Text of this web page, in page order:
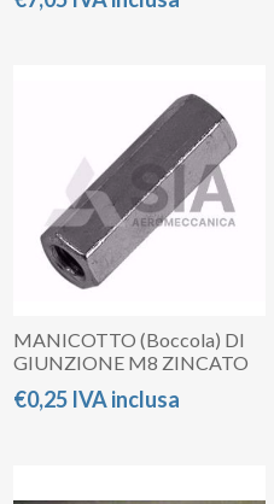
MANICOTTO (Boccola) DI
GIUNZIONE M8 ZINCATO
€0,25 IVA inclusa